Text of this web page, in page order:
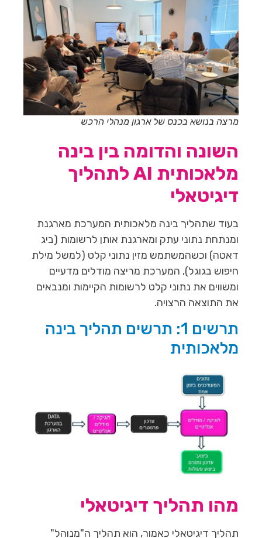
מרצה בנושא בכנס של ארגון מנהלי הרכש
השונה והדומה בין בינה
מלאכותית AI לתהליך
דיגיטאלי
בעוד שתהליך בינה מלאכותית המערכת מארגנת
ומנתחת נתוני עתק ומארגנת אותן לרשומות (ביג
דאטה) וכשהמשתמש מזין נתוני קלט (למשל מילת
חיפוש בגוגל), המערכת מריצה מודלים מדעיים
ומשווים את נתוני קלט לרשומות הקיימות ומנבאים
את התוצאה הרצויה.
תרשים 1: תרשים תהליך בינה
מלאכותית
מהו תהליך דיגיטאלי
תהליך דיגיטאלי כאמור, הוא תהליך ה"מנוהל"